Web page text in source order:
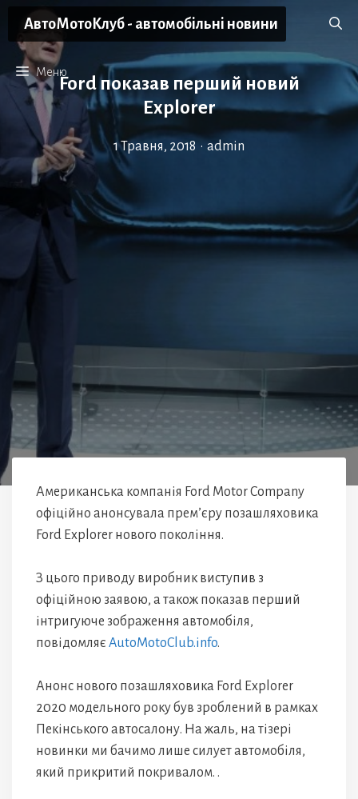
вмісту
АвтоМотоКлуб - автомобільні новини
Меню
Ford показав перший новий
Explorer
1 Травня, 2018 • admin
Американська компанія Ford Motor Company
офіційно анонсувала прем’єру позашляховика
Ford Explorer нового покоління.
З цього приводу виробник виступив з
офіційною заявою, а також показав перший
інтригуюче зображення автомобіля,
повідомляє AutoMotoClub.info.
Анонс нового позашляховика Ford Explorer
2020 модельного року був зроблений в рамках
Пекінського автосалону. На жаль, на тізері
новинки ми бачимо лише силует автомобіля,
який прикритий покривалом. .